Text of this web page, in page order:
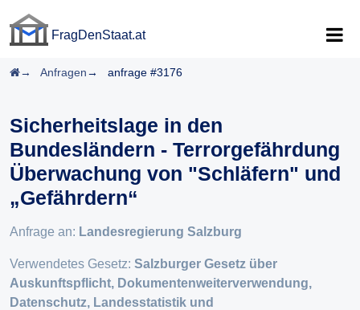
FragDenStaat.at
Startseite
Anfragen anfrage #3176
Sicherheitslage in den
Bundesländern - Terrorgefährdung
Überwachung von "Schläfern" und
„Gefährdern“
Anfrage an: Landesregierung Salzburg
Verwendetes Gesetz: Salzburger Gesetz über
Auskunftspflicht, Dokumentenweiterverwendung,
Datenschutz, Landesstatistik und